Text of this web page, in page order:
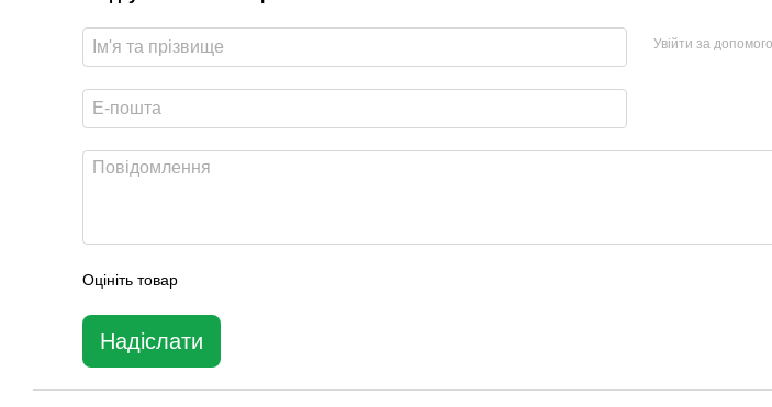
Увійти за
Оцініть товар
Надіслати